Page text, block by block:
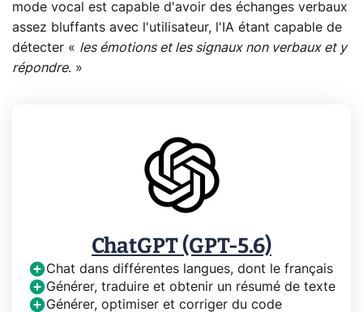
mode vocal est capable d'avoir des échanges verbaux
assez bluffants avec l'utilisateur, l'IA étant capable de
détecter « les émotions et les signaux non verbaux et y
répondre. »
ChatGPT (GPT-5.6)
Chat dans différentes langues, dont le français
Générer, traduire et obtenir un résumé de texte
Générer, optimiser et corriger du code